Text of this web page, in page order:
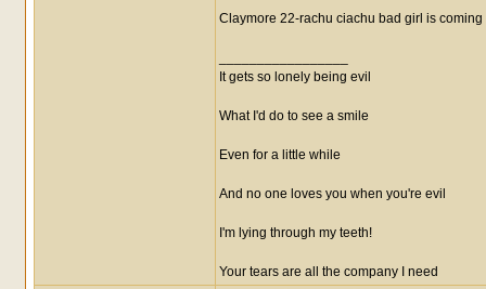
Claymore 22-rachu ciachu bad girl is
It gets so lonely being evil
What I'd do to see a smile
Even for a little while
And no one loves you when you're evil
I'm lying through my teeth!
Your tears are all the company I need